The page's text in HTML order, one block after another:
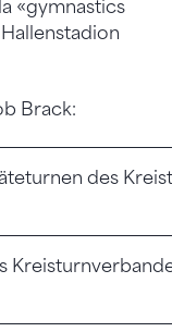
«gymnastics
Brack:
des